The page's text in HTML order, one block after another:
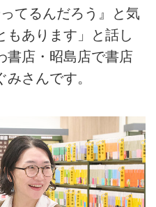
てるんだろう』と気
もあります」と話し
書店・昭島店で書店
さんです。